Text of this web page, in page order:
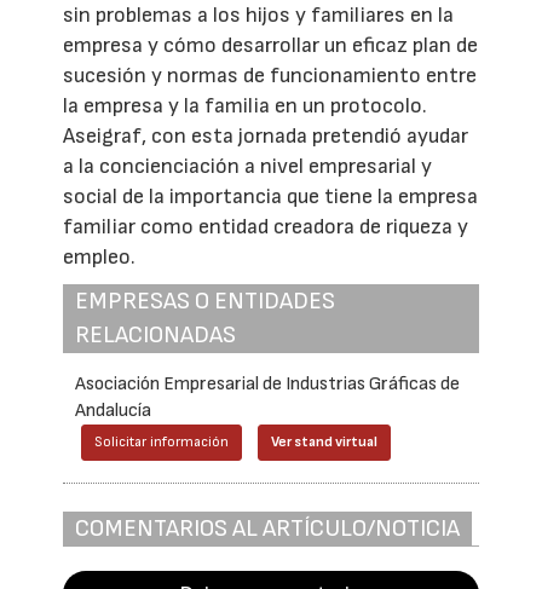
sin problemas a los hijos y familiares en la
empresa y cómo desarrollar un eficaz plan de
sucesión y normas de funcionamiento entre
la empresa y la familia en un protocolo.
Aseigraf, con esta jornada pretendió ayudar
a la concienciación a nivel empresarial y
social de la importancia que tiene la empresa
familiar como entidad creadora de riqueza y
empleo.
EMPRESAS O ENTIDADES
RELACIONADAS
Asociación Empresarial de Industrias Gráficas de
Andalucía
Solicitar información Ver stand virtual
COMENTARIOS AL ARTÍCULO/NOTICIA